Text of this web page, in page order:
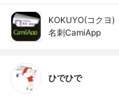
KOKUYO(コクヨ)
名刺CamiApp
ひでひで